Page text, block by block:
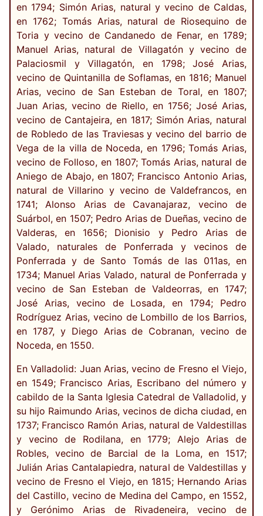
en 1794; Simón Arias, natural y vecino de Caldas,
en 1762; Tomás Arias, natural de Riosequino de
Toria y vecino de Candanedo de Fenar, en 1789;
Manuel Arias, natural de Villagatón y vecino de
Palaciosmil y Villagatón, en 1798; José Arias,
vecino de Quintanilla de Soflamas, en 1816; Manuel
Arias, vecino de San Esteban de Toral, en 1807;
Juan Arias, vecino de Riello, en 1756; José Arias,
vecino de Cantajeira, en 1817; Simón Arias, natural
de Robledo de las Traviesas y vecino del barrio de
Vega de la villa de Noceda, en 1796; Tomás Arias,
vecino de Folloso, en 1807; Tomás Arias, natural de
Aniego de Abajo, en 1807; Francisco Antonio Arias,
natural de Villarino y vecino de Valdefrancos, en
1741; Alonso Arias de Cavanajaraz, vecino de
Suárbol, en 1507; Pedro Arias de Dueñas, vecino de
Valderas, en 1656; Dionisio y Pedro Arias de
Valado, naturales de Ponferrada y vecinos de
Ponferrada y de Santo Tomás de las 011as, en
1734; Manuel Arias Valado, natural de Ponferrada y
vecino de San Esteban de Valdeorras, en 1747;
José Arias, vecino de Losada, en 1794; Pedro
Rodríguez Arias, vecino de Lombillo de los Barrios,
en 1787, y Diego Arias de Cobranan, vecino de
Noceda, en 1550.
En Valladolid: Juan Arias, vecino de Fresno el Viejo,
en 1549; Francisco Arias, Escribano del número y
cabildo de la Santa Iglesia Catedral de Valladolid, y
su hijo Raimundo Arias, vecinos de dicha ciudad, en
1737; Francisco Ramón Arias, natural de Valdestillas
y vecino de Rodilana, en 1779; Alejo Arias de
Robles, vecino de Barcial de la Loma, en 1517;
Julián Arias Cantalapiedra, natural de Valdestillas y
vecino de Fresno el Viejo, en 1815; Hernando Arias
del Castillo, vecino de Medina del Campo, en 1552,
y Gerónimo Arias de Rivadeneira, vecino de